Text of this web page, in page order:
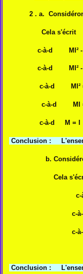
2 . a. Considérons
Cela s'écrit MI² -
c-à-d MI² - ( √5
c-à-d MI² - 5 /
c-à-d MI² =
c-à-d MI =
c-à-d M = I
Conclusion :
b. Considérons
Cela s'écrit MI²
c-à-d MI² -
c-à-
c-à-d MI²
Conclusion :